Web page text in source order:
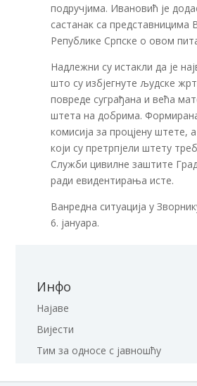
подручјима. Ивановић је
састанак са представницима
Републике Српске о овом
Надлежни су истакли да је
што су избјегнуте људске
повреде суграђана и већа
штета на добрима.
комисија за процјену штете,
који су претрпјели штету
Служби цивилне заштите
ради евидентирања исте.
Ванредна ситуација у
6. јануара.
Инфо
Најаве
Вијести
Тим за односе с јавношћу